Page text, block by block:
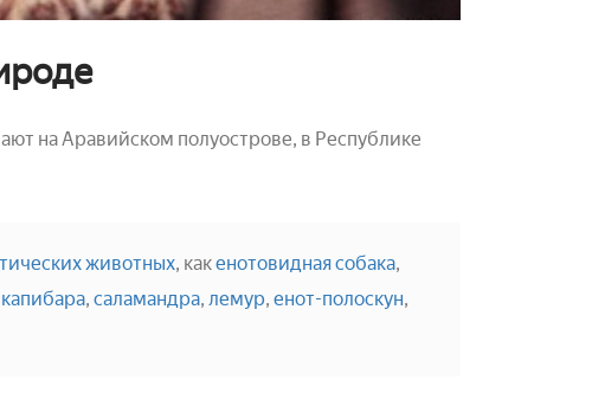
на Аравийском полуострове, в Республике
животных, какенотовидная собака,
капибара, саламандра, лемур, енот-полоскун,